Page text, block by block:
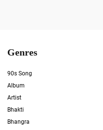
Genres
90s Song
Album
Artist
Bhakti
Bhangra